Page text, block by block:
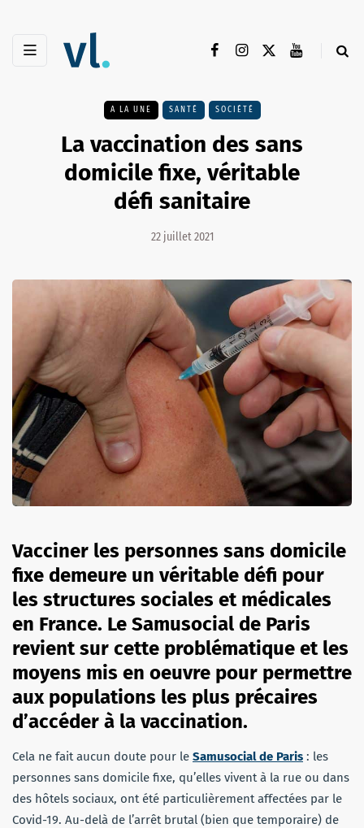
A LA UNE SANTÉ SOCIÉTÉ
La vaccination des sans
domicile fixe, véritable
défi sanitaire
22 juillet 2021
Vacciner les personnes sans domicile
fixe demeure un véritable défi pour
les structures sociales et médicales
en France. Le Samusocial de Paris
revient sur cette problématique et les
moyens mis en oeuvre pour permettre
aux populations les plus précaires
d’accéder à la vaccination.
Cela ne fait aucun doute pour le Samusocial de Paris : les
personnes sans domicile fixe, qu’elles vivent à la rue ou dans
des hôtels sociaux, ont été particulièrement affectées par le
Covid-19. Au-delà de l’arrêt brutal (bien que temporaire) de